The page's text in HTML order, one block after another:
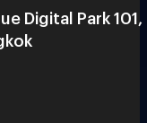
Digital Park 101,